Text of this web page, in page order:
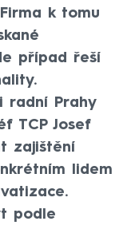
k tomu
případ řeší
radní Prahy
TCP Josef
zajištění
lidem
podle